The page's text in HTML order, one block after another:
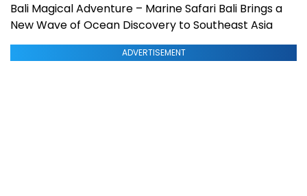
Bali Magical Adventure – Marine Safari Bali Brings a
New Wave of Ocean Discovery to Southeast Asia
ADVERTISEMENT